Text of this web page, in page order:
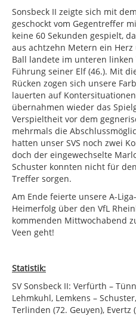
Sonsbeck II zeigte sich mit
geschockt vom Gegentreffer
keine 60 Sekunden gespielt,
aus achtzehn Metern ein
Ball landete im unteren
Führung seiner Elf (46.). Mit
Rücken zogen sich unsere
lauerten auf
übernahmen wieder das
Verspieltheit vor dem
mehrmals die
hatten unser SVS noch zwei
doch der eingewechselte
Schuster konnten nicht für
Treffer sorgen.
Am Ende feierte unsere A-
Heimerfolg über den VfL
kommenden Mittwochabend
Veen geht!
Statistik:
SV Sonsbeck II: Verfürth –
Lehmkuhl, Lemkens –
Terlinden (72. Geuyen), Evertz